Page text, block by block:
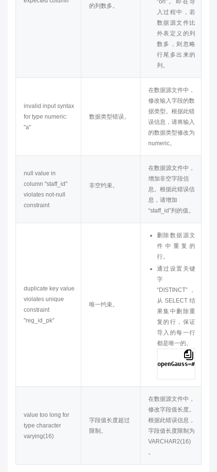
的列数多。
“on”。即在导
入过程中，若
数据源文件比
外表定义的列
数多，则忽略
行尾多出来的
列。
invalid input syntax
for type numeric:
"a"
数据类型错误。
在数据源文件中，
修改输入字段的数
据类型。根据此错
误信息，请将输入
的数据类型修改为
numeric。
null value in
column "staff_id"
violates not-null
constraint
非空约束。
在数据源文件中，
增加非空字段信
息。根据此错误信
息，请增加
“staff_id”列的值。
duplicate key value
violates unique
constraint
"reg_id_pk"
唯一约束。
删除数据源文
件中重复的
行。
通过设置关键
字
“DISTINCT”，
从SELECT结
果集中删除重
复的行，保证
导入的每一行
都是唯一的。
openGauss=#
value too long for
type character
varying(16)
字段值长度超过
限制。
在数据源文件中，
修改字段值长度。
根据此错误信息，
字段值长度限制为
VARCHAR2(16)
。